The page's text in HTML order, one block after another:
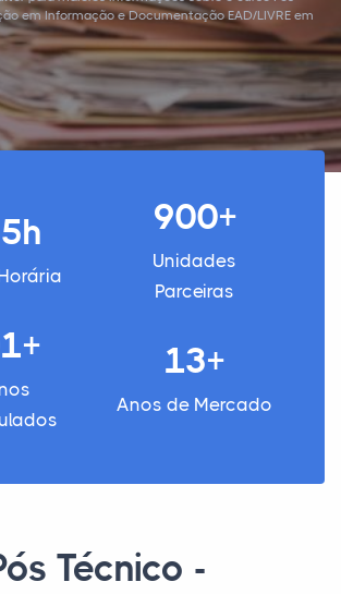
em Informação e Documentação EAD/LIVRE em
900+
Unidades
Parceiras
13+
Anos de Mercado
Técnico -